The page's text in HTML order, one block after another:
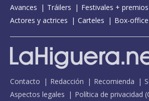
Avances
Tráilers
Festivales + premios
Actores y actrices
Carteles Box-office
Contacto Redacción Recomienda
Aspectos legales
Política de privacidad (